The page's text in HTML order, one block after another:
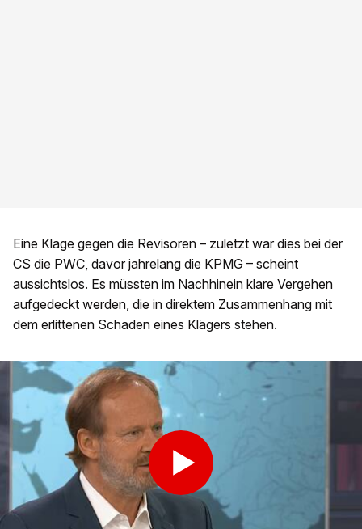
Eine Klage gegen die Revisoren – zuletzt war dies bei der
CS die PWC, davor jahrelang die KPMG – scheint
aussichtslos. Es müssten im Nachhinein klare Vergehen
aufgedeckt werden, die in direktem Zusammenhang mit
dem erlittenen Schaden eines Klägers stehen.